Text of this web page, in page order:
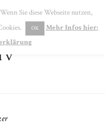
v
Sie diese Webseite nutzen,
OK
Mehr Infos hier: